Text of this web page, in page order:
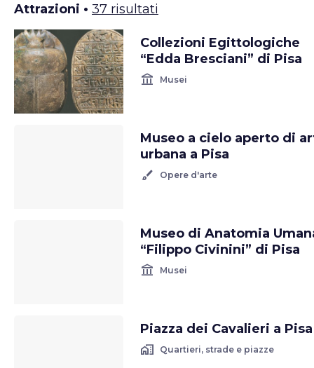
Attrazioni • 37 risultati
Collezioni Egittologiche
“Edda Bresciani” di Pisa
account_balance Musei
Museo a cielo aperto di
urbana a Pisa
brush Opere d'arte
Museo di Anatomia
“Filippo Civinini” di Pisa
account_balance Musei
Piazza dei Cavalieri a Pisa
home_work Quartieri, strade e piazze